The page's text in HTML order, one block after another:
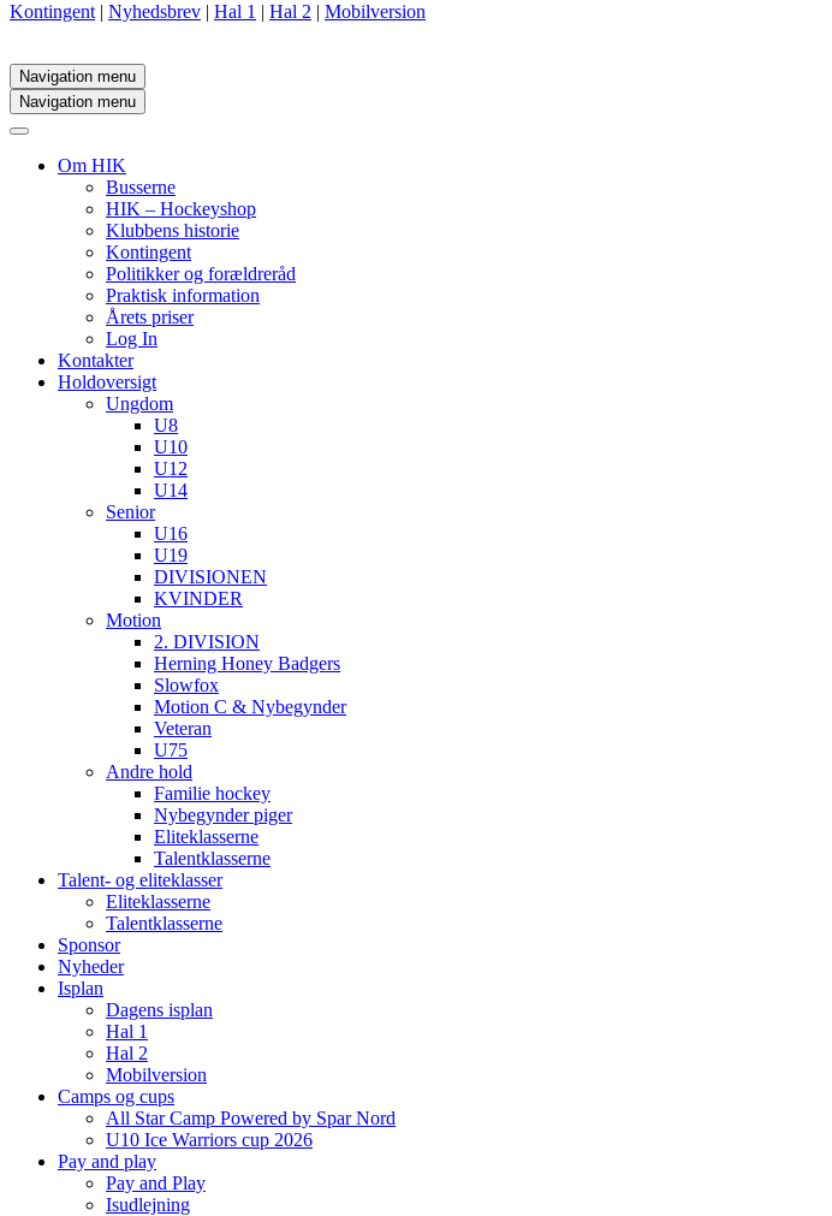
Kontingent | Nyhedsbrev | Hal 1 | Hal 2 | Mobilversion
Navigation menu
Navigation menu
Om HIK
Busserne
HIK – Hockeyshop
Klubbens historie
Kontingent
Politikker og forældreråd
Praktisk information
Årets priser
Log In
Kontakter
Holdoversigt
Ungdom
U8
U10
U12
U14
Senior
U16
U19
DIVISIONEN
KVINDER
Motion
2. DIVISION
Herning Honey Badgers
Slowfox
Motion C & Nybegynder
Veteran
U75
Andre hold
Familie hockey
Nybegynder piger
Eliteklasserne
Talentklasserne
Talent- og eliteklasser
Eliteklasserne
Talentklasserne
Sponsor
Nyheder
Isplan
Dagens isplan
Hal 1
Hal 2
Mobilversion
Camps og cups
All Star Camp Powered by Spar Nord
U10 Ice Warriors cup 2026
Pay and play
Pay and Play
Isudlejning